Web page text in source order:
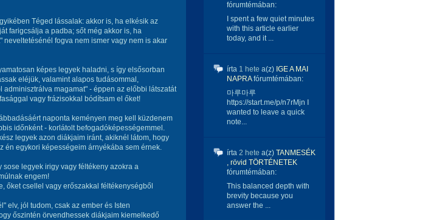
Téged lássalak: akkor is, ha elkésik az
farigcsálja a padba; sőt még akkor is, ha
fogva nem ismer vagy nem is akar
képes legyek haladni, s így elsősorban
eléjük, valamint alapos tudásommal,
magamat" - éppen az előbbi látszatát
vagy frázisokkal bódítsam el őket!
naponta keményen meg kell küzdenem
időnként - korlátolt befogadóképességemmel.
legyek azon diákjaim iránt, akiknél látom, hogy
én egykori képességeim árnyékába sem érnek.
sose legyek irigy vagy féltékeny azokra a
engem!
őket csellel vagy erőszakkal féltékenységből
elv, jól tudom, csak az ember és Isten
őszintén örvendhessek diákjaim kiemelkedő
fórumtémában:
I spent a few quiet minutes
with this article earlier
today, and it ...
írta 1 hete a(z) IGE A MAI
NAPRAfórumtémában:
마루마루
https://start.me/p/n7rMjn I
wanted to leave a quick
note...
írta 2 hete a(z) TANMESÉK
, rövid TÖRTÉNETEK
fórumtémában:
This balanced depth with
brevity because you
answer the ...